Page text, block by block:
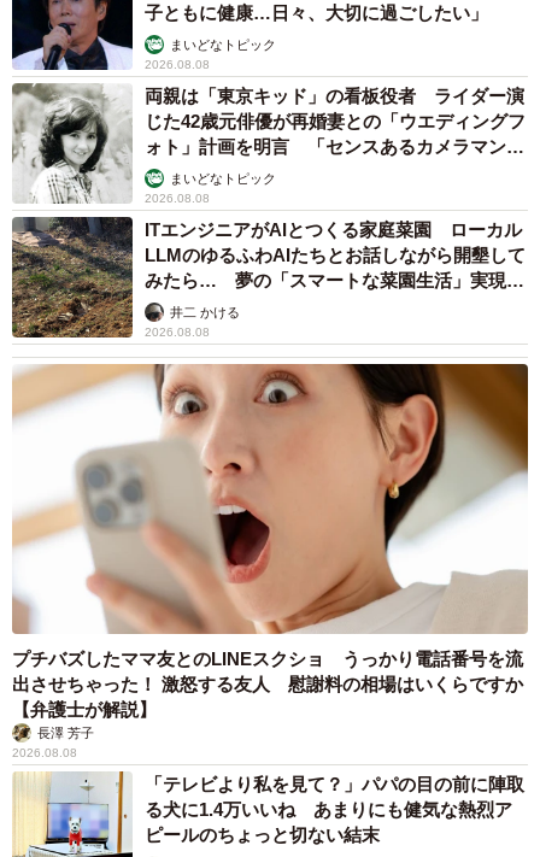
といったエピソードもあります。
ただ、不登校の親子にとっては、学校とはまったく異なる
空間であれば参加できそうという状況も。それが学校へ行
くきっかけになるチャンスになることもあるでしょう。
そこで、親や学校側も「この子なら…」と本人の負担は承
知の上でお願いしてしまうと、自分の要望や気持ちを伝え
られず負担を強いられる子が出てしまう懸念も。
無理強いする形になってしまうと、お世話係を頼まれ反発
される、落ち込むなど、互いに楽しい時間を過ごせなくな
ってしまう可能性もあるのではないでしょうか。せっかく
の特別な学校イベント、誰しもが楽しい思い出を作れると
いいですよね。
子ともに健康…日々、大切に過ごしたい」
まいどなトピック
2026.08.08
両親は「東京キッド」の看板役者 ライダー演
じた42歳元俳優が再婚妻との「ウエディングフ
ォト」計画を明言 「センスあるカメラマン求
む」まいどなトピック
2026.08.08
ITエンジニアがAIとつくる家庭菜園 ローカル
LLMのゆるふわAIたちとお話しながら開墾して
みたら… 夢の「スマートな菜園生活」実現な
るか井二 かける
2026.08.08
プチバズしたママ友とのLINEスクショ うっかり電話番号を流
出させちゃった！ 激怒する友人 慰謝料の相場はいくらですか
【弁護士が解説】
長澤 芳子
2026.08.08
「テレビより私を見て？」パパの目の前に陣取
る犬に1.4万いいね あまりにも健気な熱烈ア
ピールのちょっと切ない結末